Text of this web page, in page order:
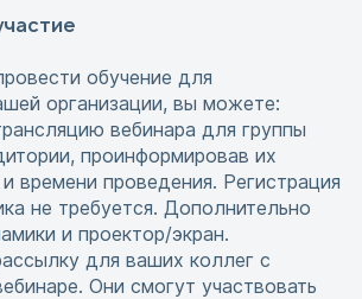
обучение для
организации, вы можете:
вебинара для группы
проинформировав их
времени проведения. Регистрация
не требуется. Дополнительно
и проектор/экран.
для ваших коллег с
Они смогут участвовать